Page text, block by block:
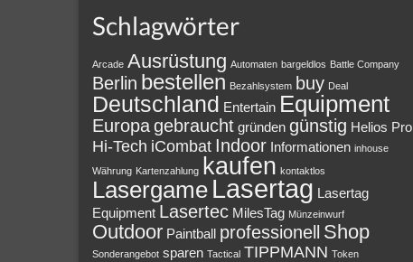
Schlagwörter
Arcade Ausrüstung Automaten bargeldlos Battle Company
Berlin bestellen Bezahlsystem buy Deal
Deutschland Entertain Equipment
Europagebraucht gründen günstig Helios Pro
Hi-Tech iCombat Indoor Informationen inhouse
Währung Kartenzahlung kaufen kontaktlos
Lasergame Lasertag Lasertag
Equipment Lasertec MilesTag Münzeinwurf
Outdoor Paintball professionell Shop
Sonderangebot sparen Tactical TIPPMANN Token